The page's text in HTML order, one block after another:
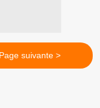
Page suivante >